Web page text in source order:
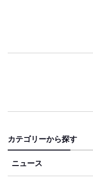
カテゴリーから探す
ニュース